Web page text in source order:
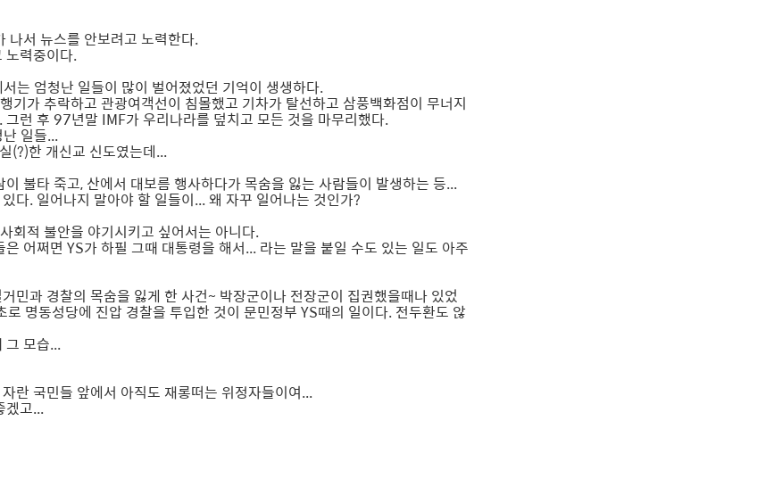
나서 뉴스를 안보려고 노력한다.
노력중이다.
는 엄청난 일들이 많이 벌어졌었던 기억이 생생하다.
기가 추락하고 관광여객선이 침몰했고 기차가 탈선하고 삼풍백화점이 무너지
런 후 97년말 IMF가 우리나라를 덮치고 모든 것을 마무리했다.
일들...
(?)한 개신교 신도였는데...
불타 죽고, 산에서 대보름 행사하다가 목숨을 잃는 사람들이 발생하는 등...
다. 일어나지 말아야 할 일들이... 왜 자꾸 일어나는 것인가?
회적 불안을 야기시키고 싶어서는 아니다.
어쩌면 YS가 하필 그때 대통령을 해서... 라는 말을 붙일 수도 있는 일도 아주
민과 경찰의 목숨을 잃게 한 사건~ 박장군이나 전장군이 집권했을때나 있었
로 명동성당에 진압 경찰을 투입한 것이 문민정부 YS때의 일이다. 전두환도 않
그 모습...
란 국민들 앞에서 아직도 재롱떠는 위정자들이여...
겠고...